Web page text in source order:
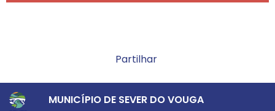
Partilhar
MUNICÍPIO DE SEVER DO VOUGA